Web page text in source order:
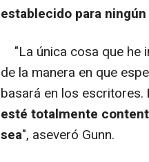
establecido para
"La única cosa que he
de la manera en que
basará en los escritores.
esté totalmente
sea", aseveró Gunn.